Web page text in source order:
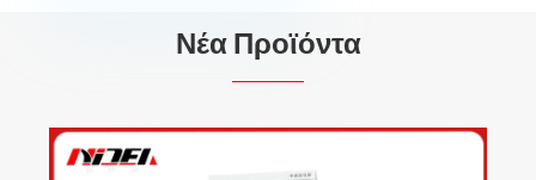
Νέα Προϊόντα